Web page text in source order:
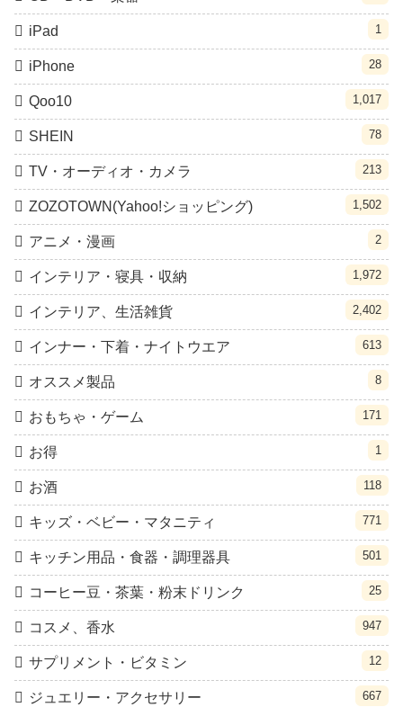
iPad 1
iPhone 28
Qoo10 1,017
SHEIN 78
TV・オーディオ・カメラ 213
ZOZOTOWN(Yahoo!ショッピング) 1,502
アニメ・漫画 2
インテリア・寝具・収納 1,972
インテリア、生活雑貨 2,402
インナー・下着・ナイトウエア 613
オススメ製品 8
おもちゃ・ゲーム 171
お得 1
お酒 118
キッズ・ベビー・マタニティ 771
キッチン用品・食器・調理器具 501
コーヒー豆・茶葉・粉末ドリンク 25
コスメ、香水 947
サプリメント・ビタミン 12
ジュエリー・アクセサリー 667